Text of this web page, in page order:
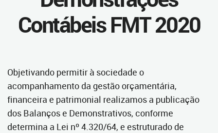
Contábeis FMT 2020
Objetivando permitir à sociedade o
acompanhamento da gestão orçamentária,
financeira e patrimonial realizamos a publicação
dos Balanços e Demonstrativos, conforme
determina a Lei nº 4.320/64, e estruturado de